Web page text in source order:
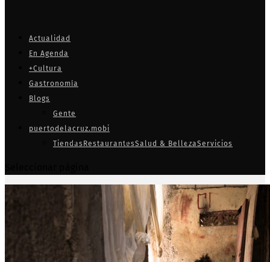
Actualidad
En Agenda
+Cultura
Gastronomía
Blogs
Gente
puertodelacruz.mobi
Tiendas RestaurantesSalud & BellezaServicios